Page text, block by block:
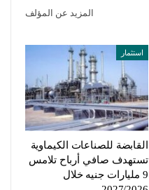
المزيد عن المؤلف
استثمار
القابضة للصناعات الكيماوية
تستهدف صافي أرباح تلامس
9 مليارات جنيه خلال